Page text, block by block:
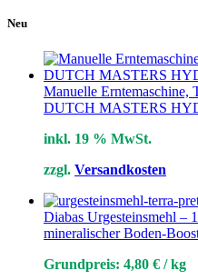
Neu
Manuelle Erntemaschine,
DUTCH MASTERS
inkl. 19 % MwSt.
zzgl. Versandkosten
Diabas Urgesteinsmehl –
mineralischer Boden-
Grundpreis: 4,80 € /kg